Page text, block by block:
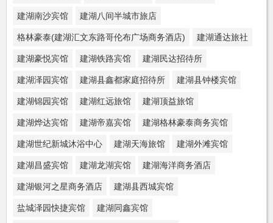
建湖南沙宾馆 建湖八间半城市旅店
格林豪泰(建湖汇文东路哥伦布广场商务酒店) 建湖通达旅社
建湖豪悦宾馆 建湖铁路宾馆 建湖民达招待所
建湖泽园宾馆 建湖县鑫都家庭招待所 建湖县钟楼宾馆
建湖锦园宾馆 建湖红远旅馆 建湖顶益旅馆
建湖烨达宾馆 建湖帝嘉宾馆 建湖格林豪泰商务宾馆
建湖世纪新城沐浴中心 建湖天海旅馆 建湖外滩宾馆
建湖昌盛宾馆 建湖龙湖宾馆 建湖海洋商务酒店
建湖银河之星商务酒店 建湖县西城宾馆
盐城泽园快捷宾馆 建湖同鑫宾馆